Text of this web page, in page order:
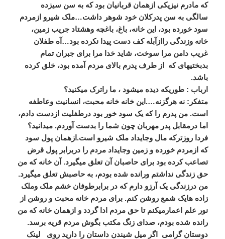
که مادرم نیزیکی ازهمان قربانیان بود که به سن سیزده
سالگی به سن پدرکلان خود شوهر داشت…ملک شیرو ازمردم
سود خورده بود، این خانه، باغ، باغچه وهشتاد جریب زمین،
خانه وزندگی راازآبله کف دست پیدا نکرده بود…آه طفلان
غریب دامن مرا سوخت، شاید خدا مرا برای جبران تمام
بدبختیهای که از طرف پدرم بالای مردم آمده بود، خلق کرده
باشد.
ارباب : طوریکه دیده میشود ، ما راترک میکنید؟
متفکر: نه هرگزنه….این خانه خانه محبت، انسانیت وعاطفه
است. من پدرم را که یک سود خور بود درطفلیت ازدست دادم،
اما درمقابل پدر مهربان چون شما را بدست آوردم. میدانید؟
فردا روزترکه مال وجایداد ملک شیرو است.ازهمان پول سود
که ازمردم خورده و زمین وجایداد مردم را دربرابر پول قرض
تصاعب کرده بود برای حاصبان آن تعلق میگیرد. آن خانه که من
حق زندگی نداشتم ورانده شده بودم، به حاصبش تعلق میگیرد.
من درزندگی یک آرزو دارم که در برابرطوفان خشم ملک وملک
زاده هایک شمع روشن کنم. برای مردم خانه محبت و روشن از
نور علم اعمارمیکنم تا حق مردم ادا گردد و ازهمان خانه که من
رانده شده بودم، صدای زنگ مکتب بگوش مردم قریه برسد.
دوستان گرامی اگر میل شیندن داستان را دارید روی لینک